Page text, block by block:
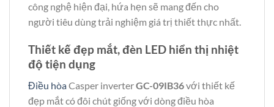
công nghệ hiện đại, hứa hẹn sẽ mang đến cho
người tiêu dùng trải nghiệm giá trị thiết thực nhất.
Thiết kế đẹp mắt, đèn LED hiển thị nhiệt
độ tiện dụng
Điều hòaCasper inverterGC-09IB36với thiết kế
đẹp mắt có đôi chút giống với dòng điều hòa